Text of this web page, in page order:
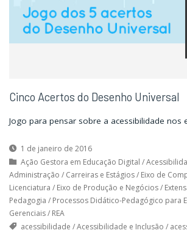
Cinco Acertos do Desenho Universal
Jogo para pensar sobre a acessibilidade nos
1 de janeiro de 2016
Ação Gestora em Educação Digital /
Administração / Carreiras e Estágios/ Eixo de
Licenciatura / Eixo de Produção e Negócios/
Pedagogia / Processos Didático-Pedagógico para
Gerenciais/ REA
acessibilidade /Acessibilidade e Inclusão /